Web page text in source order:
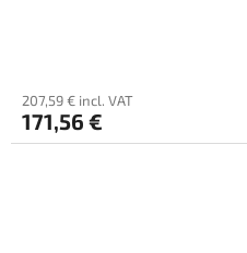
207,59 € incl. VAT
171,56 €